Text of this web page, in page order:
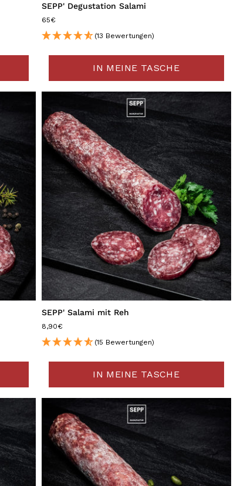
SEPP' Degustation Salami
65€
(13 Bewertungen)
IN MEINE TASCHE
SEPP' Salami mit Reh
8,90€
(15 Bewertungen)
IN MEINE TASCHE